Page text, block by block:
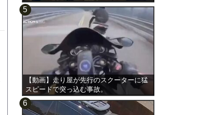
【動画】走り屋が先行のスクーターに猛
スピードで突っ込む事故。